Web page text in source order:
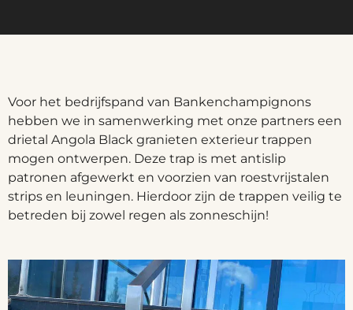
Voor het bedrijfspand van Bankenchampignons
hebben we in samenwerking met onze partners een
drietal Angola Black granieten exterieur trappen
mogen ontwerpen. Deze trap is met antislip
patronen afgewerkt en voorzien van roestvrijstalen
strips en leuningen. Hierdoor zijn de trappen veilig te
betreden bij zowel regen als zonneschijn!